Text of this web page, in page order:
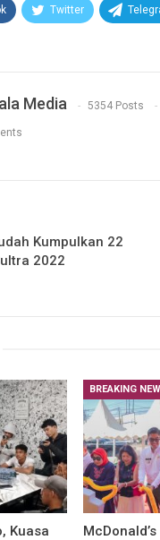
Twitter
Media 5354 Posts
Kumpulkan 22
2022
Kuasa
BREAKING